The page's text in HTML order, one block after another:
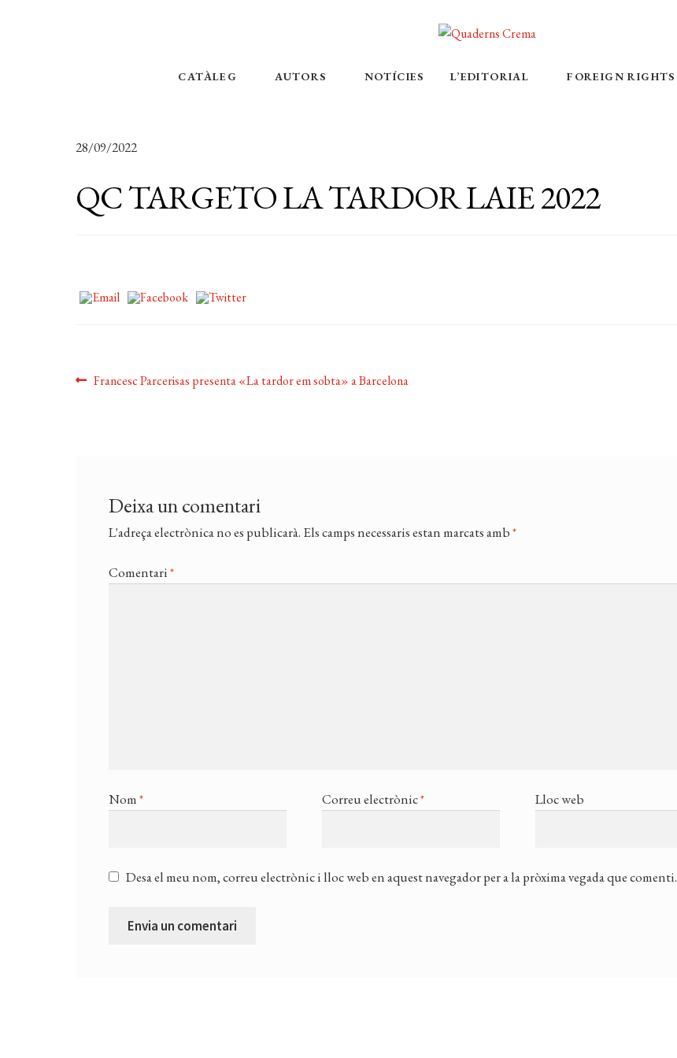
CATÀLEG AUTORS NOTÍCIES L’EDITORIAL FOREIGN RIGHTS
28/09/2022
QC TARGETO LA TARDOR LAIE 2022
Navegació
Entrada
Francesc Parcerisas presenta «La tardor em sobta» a Barcelona
Deixa un comentari
L'adreça electrònica no es publicarà. Els camps necessaris estan marcats amb*
Comentari*
Nom* Correu electrònic* Lloc web
Desa el meu nom, correu electrònic i lloc web en aquest navegador per a la pròxima vegada que comenti.